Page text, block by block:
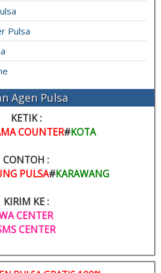
Pulsa
Agen Pulsa
KETIK :
COUNTER#KOTA
CONTOH :
PULSA#KARAWANG
KIRIM KE :
CENTER
CENTER